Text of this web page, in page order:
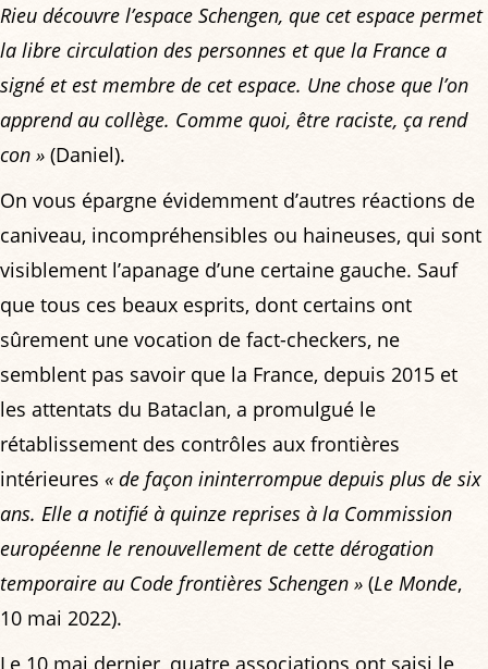
Rieu découvre l’espace Schengen, que cet espace permet
la libre circulation des personnes et que la France a
signé et est membre de cet espace. Une chose que l’on
apprend au collège. Comme quoi, être raciste, ça rend
con » (Daniel).
On vous épargne évidemment d’autres réactions de
caniveau, incompréhensibles ou haineuses, qui sont
visiblement l’apanage d’une certaine gauche. Sauf
que tous ces beaux esprits, dont certains ont
sûrement une vocation de fact-checkers, ne
semblent pas savoir que la France, depuis 2015 et
les attentats du Bataclan, a promulgué le
rétablissement des contrôles aux frontières
intérieures « de façon ininterrompue depuis plus de six
ans. Elle a notifié à quinze reprises à la Commission
européenne le renouvellement de cette dérogation
temporaire au Code frontières Schengen » (Le Monde,
10 mai 2022).
Le 10 mai dernier, quatre associations ont saisi le